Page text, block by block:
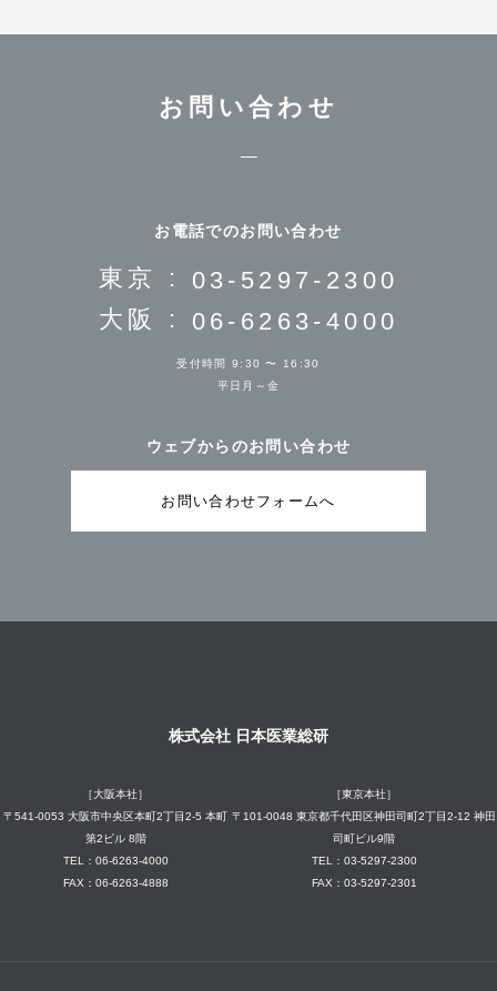
お問い合わせ
お電話でのお問い合わせ
東京 : 03-5297-2300
大阪 : 06-6263-4000
受付時間 9:30 〜 16:30
平日月～金
ウェブからのお問い合わせ
お問い合わせフォームへ
株式会社 日本医業総研
［大阪本社］
〒541-0053 大阪市中央区本町2丁目2-5 本町
第2ビル 8階
TEL：06-6263-4000
FAX：06-6263-4888
［東京本社］
〒101-0048 東京都千代田区神田司町2丁目2-12 神田
司町ビル9階
TEL：03-5297-2300
FAX：03-5297-2301